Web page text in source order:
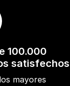
100.000
satisfechos
mayores